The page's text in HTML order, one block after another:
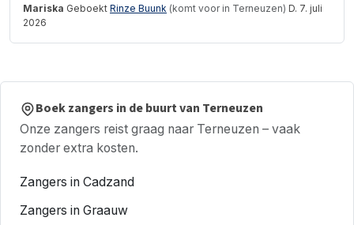
Mariska Geboekt Rinze Buunk (komt voor in Terneuzen) D. 7. juli
2026
Boek zangers in de buurt van Terneuzen
Onze zangers reist graag naar Terneuzen – vaak
zonder extra kosten.
Zangers in Cadzand
Zangers in Graauw